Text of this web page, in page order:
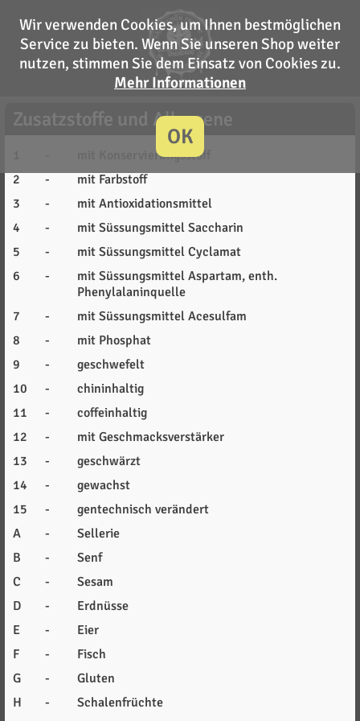
Zusatzstoffe und Allergene
mit Konservierungsstoff
2
-
mit Farbstoff
3
-
mit Antioxidationsmittel
4
-
mit Süssungsmittel Saccharin
5
-
mit Süssungsmittel Cyclamat
6
-
mit Süssungsmittel Aspartam, enth.
Phenylalaninquelle
7
-
mit Süssungsmittel Acesulfam
8
-
mit Phosphat
9
-
geschwefelt
10
-
chininhaltig
11
-
coffeinhaltig
12
-
mit Geschmacksverstärker
13
-
geschwärzt
14
-
gewachst
15
-
gentechnisch verändert
A
-
Sellerie
B
-
Senf
C
-
Sesam
D
-
Erdnüsse
E
-
Eier
F
-
Fisch
G
-
Gluten
H
-
Schalenfrüchte
Wir verwenden Cookies, um Ihnen bestmöglichen
Service zu bieten. Wenn Sie unseren Shop weiter
nutzen, stimmen Sie dem Einsatz von Cookies zu.
Mehr Informationen
OK